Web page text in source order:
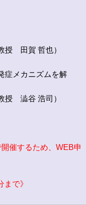
授 田賀 哲也）
症メカニズムを解
授 澁谷 浩司）
催するため、WEB申
で》